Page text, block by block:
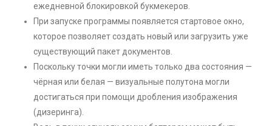
ежедневной блокировкой букмекеров.
При запуске программы появляется стартовое окно,
которое позволяет создать новый или загрузить уже
существующий пакет документов.
Поскольку точки могли иметь только два состояния —
чёрная или белая — визуальные полутона могли
достигаться при помощи дробления изображения
(дизеринга).